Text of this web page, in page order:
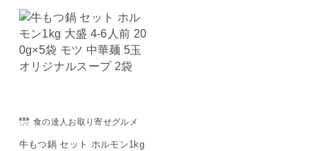
食の達人お取り寄せグルメ
牛もつ鍋 セット ホルモン1kg